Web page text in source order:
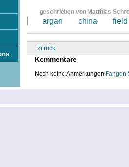
geschrieben von Matthias
argan china field
Zurück
Kommentare
Noch keine Anmerkungen Fangen